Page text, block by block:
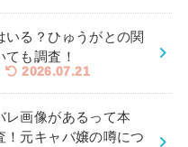
いる？ひゅうがとの関
も調査！
2026.07.21
レ画像があるって本
！元キャバ嬢の噂につ